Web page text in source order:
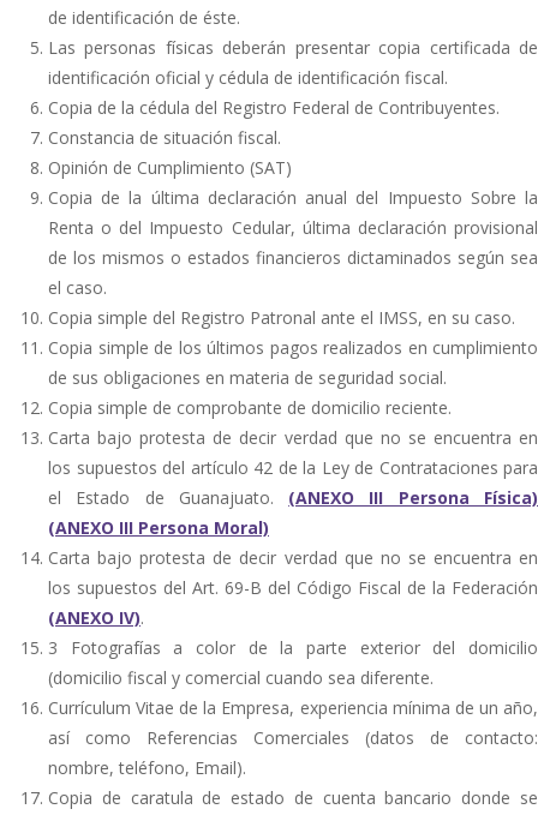
de identificación de éste.
Las personas físicas deberán presentar copia certificada de
identificación oficial y cédula de identificación fiscal.
Copia de la cédula del Registro Federal de Contribuyentes.
Constancia de situación fiscal.
Opinión de Cumplimiento (SAT)
Copia de la última declaración anual del Impuesto Sobre la
Renta o del Impuesto Cedular, última declaración provisional
de los mismos o estados financieros dictaminados según sea
el caso.
Copia simple del Registro Patronal ante el IMSS, en su caso.
Copia simple de los últimos pagos realizados en cumplimiento
de sus obligaciones en materia de seguridad social.
Copia simple de comprobante de domicilio reciente.
Carta bajo protesta de decir verdad que no se encuentra en
los supuestos del artículo 42 de la Ley de Contrataciones para
el Estado de Guanajuato. (ANEXO III Persona Física)
(ANEXO III Persona Moral)
Carta bajo protesta de decir verdad que no se encuentra en
los supuestos del Art. 69-B del Código Fiscal de la Federación
(ANEXO IV).
3 Fotografías a color de la parte exterior del domicilio
(domicilio fiscal y comercial cuando sea diferente.
Currículum Vitae de la Empresa, experiencia mínima de un año,
así como Referencias Comerciales (datos de contacto:
nombre, teléfono, Email).
Copia de caratula de estado de cuenta bancario donde se